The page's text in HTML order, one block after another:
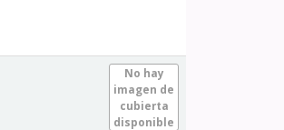
No hay
imagen de
cubierta
disponible